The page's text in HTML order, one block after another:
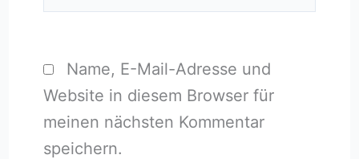
Name, E-Mail-Adresse und
Website in diesem Browser für
meinen nächsten Kommentar
speichern.